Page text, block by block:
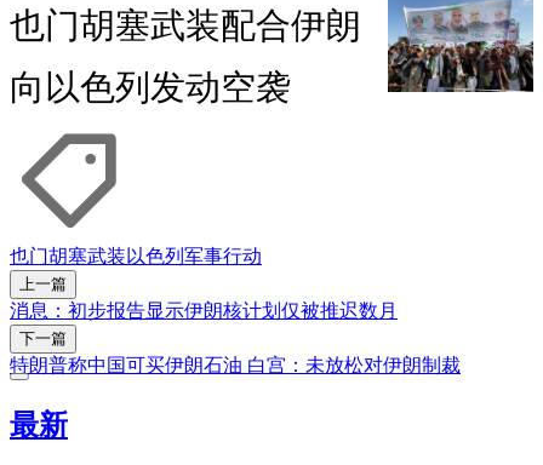
也门胡塞武装配合伊朗
向以色列发动空袭
也门胡塞武装以色列 军事行动
上一篇
消息：初步报告显示伊朗核计划仅被推迟数月
下一篇
特朗普称中国可买伊朗石油 白宫：未放松对伊朗制裁
最新